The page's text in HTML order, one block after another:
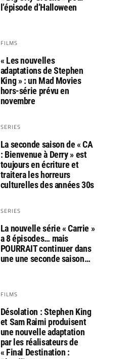
l’épisode d’Halloween
FILMS
« Les nouvelles
adaptations de Stephen
King » : un Mad Movies
hors-série prévu en
novembre
SERIES
La seconde saison de « CA
: Bienvenue à Derry » est
toujours en écriture et
traitera les horreurs
culturelles des années 30s
SERIES
La nouvelle série « Carrie »
a 8 épisodes… mais
POURRAIT continuer dans
une une seconde saison…
FILMS
Désolation : Stephen King
et Sam Raimi produisent
une nouvelle adaptation
par les réalisateurs de
« Final Destination :